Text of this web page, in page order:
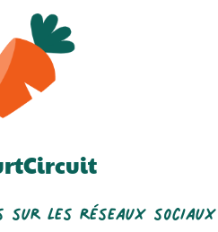
les réseaux sociaux